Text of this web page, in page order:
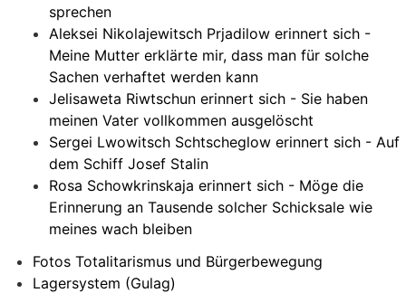
sprechen
Aleksei Nikolajewitsch Prjadilow erinnert sich -
Meine Mutter erklärte mir, dass man für solche
Sachen verhaftet werden kann
Jelisaweta Riwtschun erinnert sich - Sie haben
meinen Vater vollkommen ausgelöscht
Sergei Lwowitsch Schtscheglow erinnert sich - Auf
dem Schiff Josef Stalin
Rosa Schowkrinskaja erinnert sich - Möge die
Erinnerung an Tausende solcher Schicksale wie
meines wach bleiben
Fotos Totalitarismus und Bürgerbewegung
Lagersystem (Gulag)